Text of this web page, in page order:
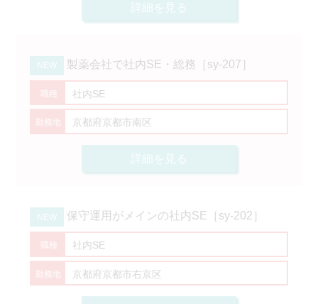
詳細を見る
製薬会社で社内SE・総務［sy-207］
社内SE
京都府京都市南区
詳細を見る
保守運用がメインの社内SE［sy-202］
社内SE
京都府京都市右京区